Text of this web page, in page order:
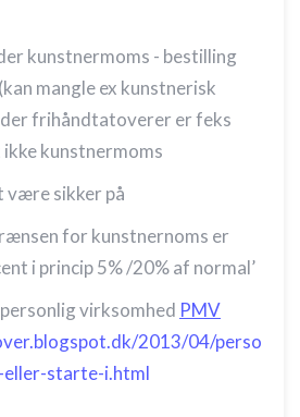
kunstnermoms - bestilling
mangle ex kunstnerisk
frihåndtatoverer er feks
kunstnermoms
være sikker på
for kunstnernoms er
i princip 5% /20% af normal’
virksomhed PMV
2013/04/perso
starte-i.html